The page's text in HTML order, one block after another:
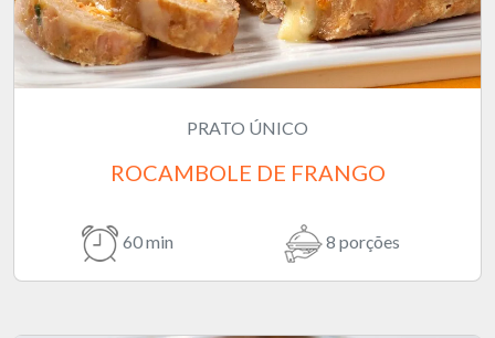
PRATO ÚNICO
ROCAMBOLE DE FRANGO
60 min 8 porções